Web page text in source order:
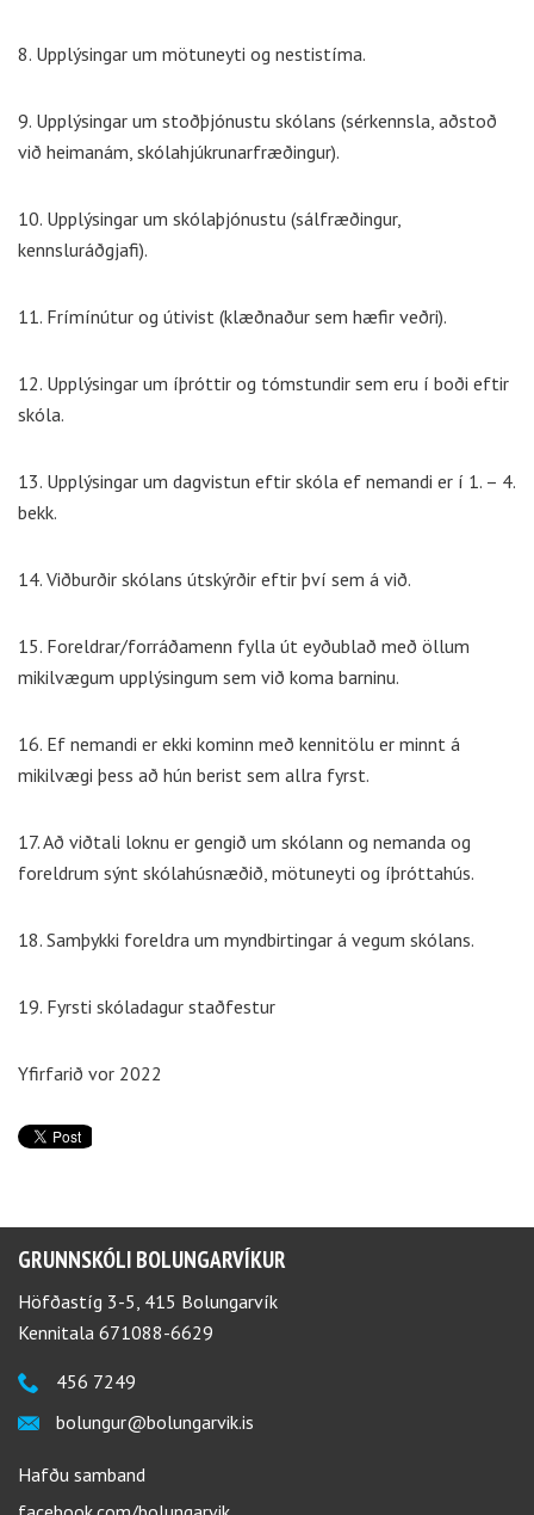
8. Upplýsingar um mötuneyti og nestistíma.
9. Upplýsingar um stoðþjónustu skólans (sérkennsla, aðstoð
við heimanám, skólahjúkrunarfræðingur).
10. Upplýsingar um skólaþjónustu (sálfræðingur,
kennsluráðgjafi).
11. Frímínútur og útivist (klæðnaður sem hæfir veðri).
12. Upplýsingar um íþróttir og tómstundir sem eru í boði eftir
skóla.
13. Upplýsingar um dagvistun eftir skóla ef nemandi er í 1. – 4.
bekk.
14. Viðburðir skólans útskýrðir eftir því sem á við.
15. Foreldrar/forráðamenn fylla út eyðublað með öllum
mikilvægum upplýsingum sem við koma barninu.
16. Ef nemandi er ekki kominn með kennitölu er minnt á
mikilvægi þess að hún berist sem allra fyrst.
17. Að viðtali loknu er gengið um skólann og nemanda og
foreldrum sýnt skólahúsnæðið, mötuneyti og íþróttahús.
18. Samþykki foreldra um myndbirtingar á vegum skólans.
19. Fyrsti skóladagur staðfestur
Yfirfarið vor 2022
GRUNNSKÓLI BOLUNGARVÍKUR
Höfðastíg 3-5, 415 Bolungarvík
Kennitala 671088-6629
456 7249
bolungur@bolungarvik.is
Hafðu samband